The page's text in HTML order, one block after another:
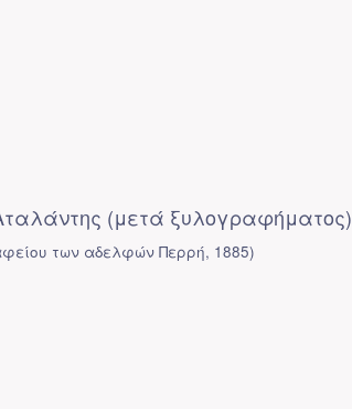
(μετά ξυλογραφήματος)
των αδελφών Περρή, 1885)